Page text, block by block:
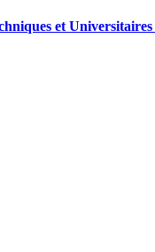
et